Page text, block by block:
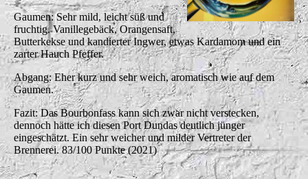
Gaumen: Sehr mild, leicht süß und
fruchtig. Vanillegebäck, Orangensaft,
Butterkekse und kandierter Ingwer, etwas Kardamom und ein
zarter Hauch Pfeffer.
Abgang: Eher kurz und sehr weich, aromatisch wie auf dem
Gaumen.
Fazit: Das Bourbonfass kann sich zwar nicht verstecken,
dennoch hätte ich diesen Port Dundas deutlich jünger
eingeschätzt. Ein sehr weicher und milder Vertreter der
Brennerei. 83/100 Punkte (2021)